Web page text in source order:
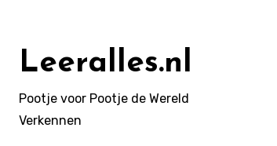
inhoudLeeralles.nl
Pootje voor Pootje de Wereld
Verkennen